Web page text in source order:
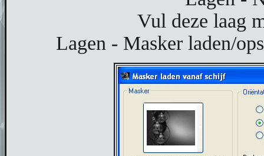
Vul deze laag
Lagen - Masker laden/